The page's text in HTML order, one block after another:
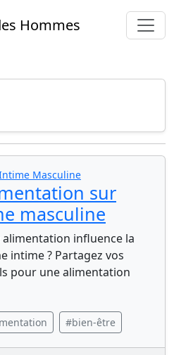
Hommes
Masculine
sur
masculine
influence la
intime ? Partagez vos
pour une alimentation
#bien-être